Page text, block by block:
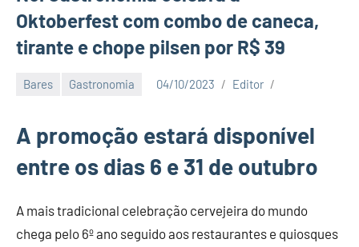
Oktoberfest com combo de caneca,
tirante e chope pilsen por R$ 39
Bares Gastronomia 04/10/2023 Editor
A promoção estará disponível
entre os dias 6 e 31 de outubro
A mais tradicional celebração cervejeira do mundo
chega pelo 6º ano seguido aos restaurantes e quiosques